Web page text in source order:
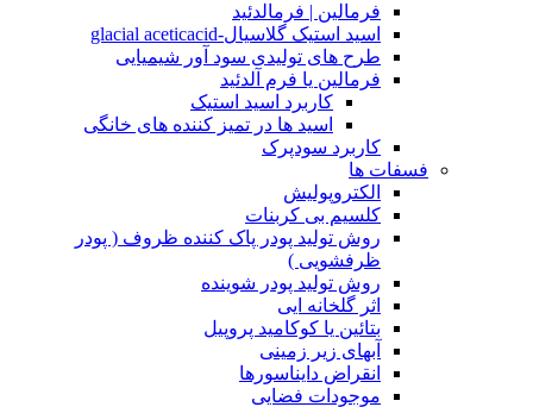
فرمالین | فرمالدئید
اسید استیک گلاسیال-glacial aceticacid
طرح های تولیدی سود آور شیمیایی
فرمالین یا فرم آلدئید
کاربرد اسید استیک
اسید ها در تمیز کننده های خانگی
کاربرد سودپرک
فسفات ها
الکتروپولیش
کلسیم بی کربنات
روش تولید پودر پاک کننده ظروف ( پودر
ظرفشویی )
روش تولید پودر شوینده
اثر گلخانه ایی
بتائین یا کوکامید پروپیل
آبهای زیر زمینی
انقراض دایناسورها
موجودات فضایی